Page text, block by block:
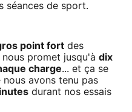
séances de sport.
point fort des
nous promet jusqu'à dix
charge... et ça se
avons tenu pas
durant nos essais